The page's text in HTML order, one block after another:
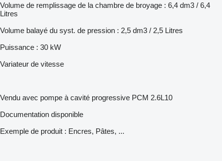
Volume de remplissage de la chambre de broyage : 6,4 dm3 / 6,4
Litres
Volume balayé du syst. de pression : 2,5 dm3 / 2,5 Litres
Puissance : 30 kW
Variateur de vitesse
Vendu avec pompe à cavité progressive PCM 2.6L10
Documentation disponible
Exemple de produit : Encres, Pâtes, ...